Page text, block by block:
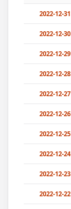
2022-12-31
2022-12-30
2022-12-29
2022-12-28
2022-12-27
2022-12-26
2022-12-25
2022-12-24
2022-12-23
2022-12-22